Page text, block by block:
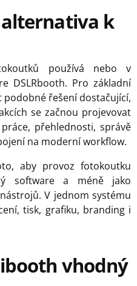
k
používá nebo v
DSLRbooth. Pro základní
řešení dostačující,
se začnou projevovat
přehlednosti, správě
na moderní workflow.
aby provoz fotokoutku
software a méně jako
V jednom systému
tisk, grafiku, branding i
vhodný